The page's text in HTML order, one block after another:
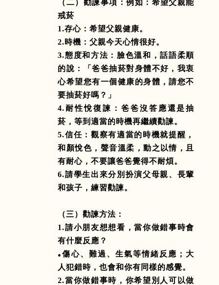
（二）勸諫事項：例如：希望父親能
戒菸
1.存心：希望父親健康。
2.時機：父親今天心情很好。
3.態度和方法：臉色溫和，話語柔順
的說：「爸爸抽菸對身體不好，我衷
心希望您有一個健康的身體，請您不
要抽菸好嗎？」
4.耐性悅復諫：爸爸沒答應還是抽
菸，等到適當的時機再繼續勸諫。
5.信任：觀察有適當的時機就提醒，
和顏悅色，聲音溫柔，動之以情，且
有耐心，不要讓爸爸覺得不耐煩。
6.請學生出來分別扮演父母親、長輩
和孩子，練習勸諫。
（三）勸諫方法：
1.請小朋友想想看，當你做錯事時會
有什麼反應？
●傷心、難過、生氣等情緒反應；大
人犯錯時，也會和你有同樣的感覺。
2.當你做錯事時，你希望別人可以做